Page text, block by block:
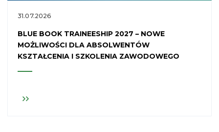
31.07.2026
BLUE BOOK TRAINEESHIP 2027 – NOWE
MOŻLIWOŚCI DLA ABSOLWENTÓW
KSZTAŁCENIA I SZKOLENIA ZAWODOWEGO